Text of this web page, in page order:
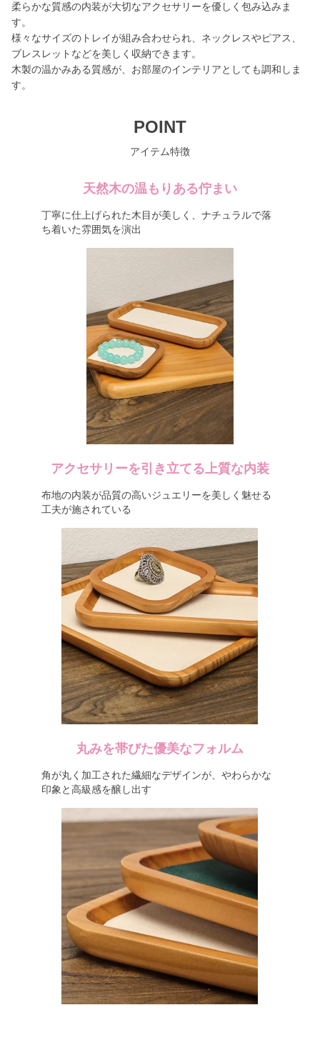
柔らかな質感の内装が大切なアクセサリーを優しく包み込みま
す。
様々なサイズのトレイが組み合わせられ、ネックレスやピアス、
ブレスレットなどを美しく収納できます。
木製の温かみある質感が、お部屋のインテリアとしても調和しま
す。
POINT
アイテム特徴
天然木の温もりある佇まい
丁寧に仕上げられた木目が美しく、ナチュラルで落
ち着いた雰囲気を演出
アクセサリーを引き立てる上質な内装
布地の内装が品質の高いジュエリーを美しく魅せる
工夫が施されている
丸みを帯びた優美なフォルム
角が丸く加工された繊細なデザインが、やわらかな
印象と高級感を醸し出す